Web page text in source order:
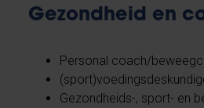
Gezondheid en
Personal coach/
Gezondheids-, sport- en